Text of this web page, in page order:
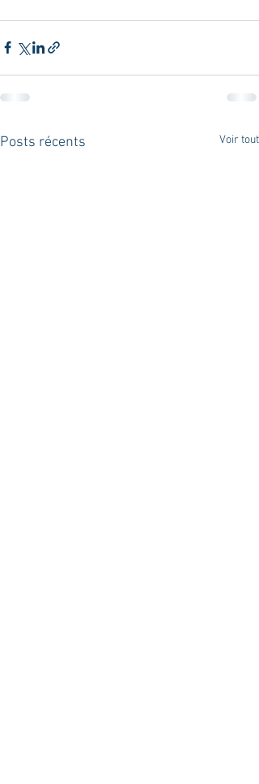
Posts récents Voir tout